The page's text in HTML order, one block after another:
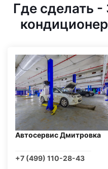
Где сделать
Автосервис Дмитровка
+7 (499) 110-28-43